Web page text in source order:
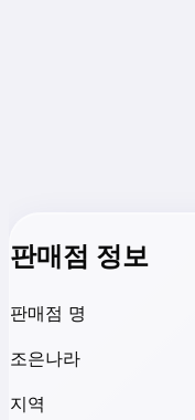
판매점 정보
판매점 명
조은나라
지역